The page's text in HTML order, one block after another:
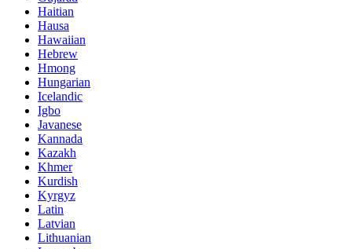
Haitian
Hausa
Hawaiian
Hebrew
Hmong
Hungarian
Icelandic
Igbo
Javanese
Kannada
Kazakh
Khmer
Kurdish
Kyrgyz
Latin
Latvian
Lithuanian